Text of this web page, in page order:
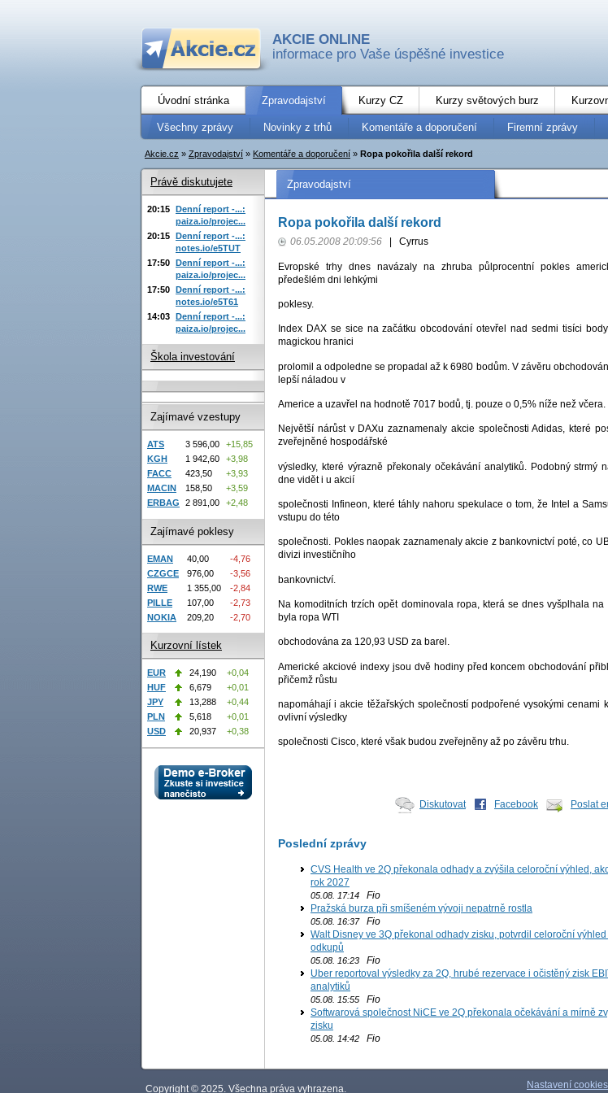
AKCIE ONLINE
informace pro Vaše úspěšné investice
Úvodní stránka Zpravodajství Kurzy CZ Kurzy světových burz
Všechny zprávy Novinky z trhů Komentáře a doporučení Firemní zprávy
Akcie.cz » Zpravodajství » Komentáře a doporučení » Ropa pokořila další rekord
Zpravodajství
Ropa pokořila další rekord
06.05.2008 20:09:56 Cyrrus
Evropské trhy dnes navázaly na zhruba půlprocentní pokles
předešlém dni lehkými
poklesy.
Index DAX se sice na začátku obcodování otevřel nad sedmi tisíci
magickou hranici
prolomil a odpoledne se propadal až k 6980 bodům. V závěru
lepší náladou v
Americe a uzavřel na hodnotě 7017 bodů, tj. pouze o 0,5% níže než včera.
Největší nárůst v DAXu zaznamenaly akcie společnosti Adidas, které
zveřejněné hospodářské
výsledky, které výrazně překonaly očekávání analytiků. Podobný strmý
dne vidět i u akcií
společnosti Infineon, které táhly nahoru spekulace o tom, že Intel a
vstupu do této
společnosti. Pokles naopak zaznamenaly akcie z bankovnictví poté, co
divizi investičního
bankovnictví.
Na komoditních trzích opět dominovala ropa, která se dnes vyšplhala
byla ropa WTI
obchodována za 120,93 USD za barel.
Americké akciové indexy jsou dvě hodiny před koncem obchodování
přičemž růstu
napomáhají i akcie těžařských společností podpořené vysokými cenami
ovlivní výsledky
společnosti Cisco, které však budou zveřejněny až po závěru trhu.
Diskutovat Facebook Poslat
Poslední zprávy
CVS Health ve 2Q překonala odhady a zvýšila celoroční výhled,
rok 2027
05.08. 17:14 Fio
Pražská burza při smíšeném vývoji nepatrně rostla
05.08. 16:37Fio
Walt Disney ve 3Q překonal odhady zisku, potvrdil celoroční
odkupů
05.08. 16:23 Fio
Uber reportoval výsledky za 2Q, hrubé rezervace i očistěný zisk
analytiků
05.08. 15:55 Fio
Softwarová společnost NiCE ve 2Q překonala očekávání a mírně
zisku
05.08. 14:42 Fio
Právě diskutujete
20:15 Denní report -...:
paiza.io/projec...
20:15 Denní report -...:
notes.io/e5TUT
17:50 Denní report -...:
paiza.io/projec...
17:50 Denní report -...:
notes.io/e5T61
14:03 Denní report -...:
paiza.io/projec...
Škola investování
Zajímavé vzestupy
ATS 3 596,00
+15,85
KGH
1 942,60
+3,98
FACC
423,50
+3,93
MACIN
158,50
+3,59
ERBAG
2 891,00 +2,48
Zajímavé poklesy
EMAN 40,00
-4,76
CZGCE
976,00
-3,56
RWE
1 355,00
-2,84
PILLE
107,00
-2,73
NOKIA
209,20 -2,70
Kurzovní lístek
EUR 24,190
+0,04
HUF
6,679
+0,01
JPY
13,288
+0,44
PLN
5,618
+0,01
USD
20,937 +0,38
Nastavení cookies
Copyright © 2025. Všechna práva vyhrazena.